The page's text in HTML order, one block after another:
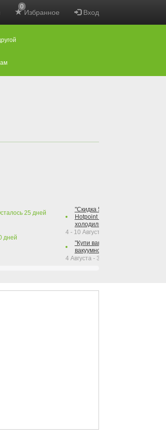
Избранное
0
Вход
25 дней
дней
"Скидка 50% на варочную
Hotpoint при покупке духового
холодильника Hotpoint!"
4 - 10 Августа 2026
"Купи вакуумный упаковщик +
вакуумного упаковщика =
4 Августа - 30 Сентября 2026